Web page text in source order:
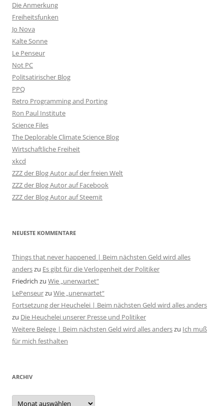
Die Anmerkung
Freiheitsfunken
Jo Nova
Kalte Sonne
Le Penseur
Not PC
Politsatirischer Blog
PPQ
Retro Programming and Porting
Ron Paul Institute
Science Files
The Deplorable Climate Science Blog
Wirtschaftliche Freiheit
xkcd
ZZZ der Blog Autor auf der freien Welt
ZZZ der Blog Autor auf Facebook
ZZZ der Blog Autor auf Steemit
NEUESTE KOMMENTARE
Things that never happened | Beim nächsten Geld wird alles
anderszu Es gibt für die Verlogenheit der Politiker
Friedrich zu Wie „unerwartet“
LePenseurzu Wie „unerwartet“
Fortsetzung der Heuchelei | Beim nächsten Geld wird alles anders
zu Die Heuchelei unserer Presse und Politiker
Weitere Belege | Beim nächsten Geld wird alles anderszu Ich muß
für mich festhalten
ARCHIV
Archiv